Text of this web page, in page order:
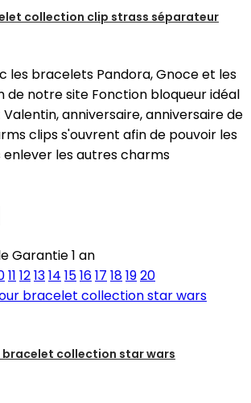
collection clip strass séparateur
les bracelets Pandora, Gnoce et les
notre site Fonction bloqueur idéal
Valentin, anniversaire, anniversaire de
clips s'ouvrent afin de pouvoir les
enlever les autres charms
Garantie 1 an
11 121314 151617 181920
bracelet collection star wars